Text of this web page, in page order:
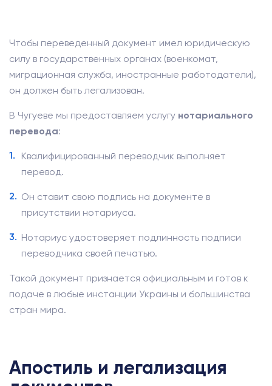
Чтобы переведенный документ имел юридическую
силу в государственных органах (военкомат,
миграционная служба, иностранные работодатели),
он должен быть легализован.
В Чугуеве мы предоставляем услугу нотариального
перевода:
Квалифицированный переводчик выполняет
перевод.
Он ставит свою подпись на документе в
присутствии нотариуса.
Нотариус удостоверяет подлинность подписи
переводчика своей печатью.
Такой документ признается официальным и готов к
подаче в любые инстанции Украины и большинства
стран мира.
Апостиль и легализация